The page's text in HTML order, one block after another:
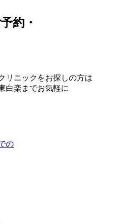
約・
リニックをお探しの方は
白楽までお気軽に
の